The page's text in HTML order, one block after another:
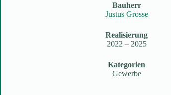
Bauherr
Justus Grosse
Realisierung
2022 – 2025
Kategorien
Gewerbe